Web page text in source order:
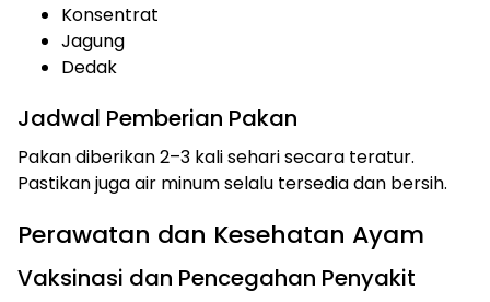
Konsentrat
Jagung
Dedak
Jadwal Pemberian Pakan
Pakan diberikan 2–3 kali sehari secara teratur.
Pastikan juga air minum selalu tersedia dan bersih.
Perawatan dan Kesehatan Ayam
Vaksinasi dan Pencegahan Penyakit